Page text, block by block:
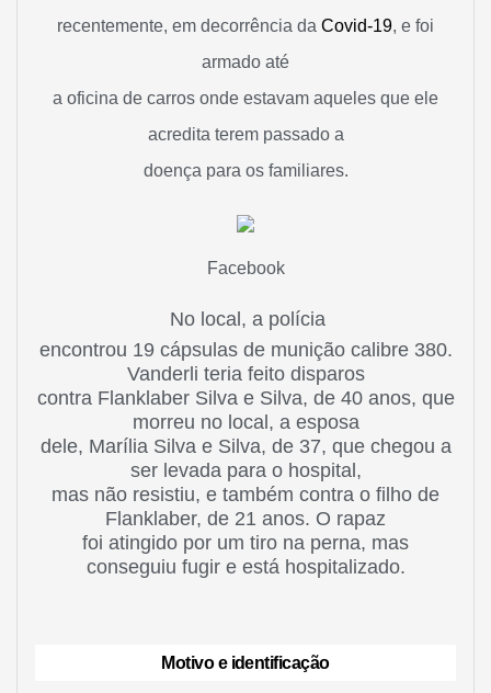
recentemente, em decorrência da Covid-19, e foi
armado até
a oficina de carros onde estavam aqueles que ele
acredita terem passado a
doença para os familiares.
Facebook
No local, a polícia
encontrou 19 cápsulas de munição calibre 380.
Vanderli teria feito disparos
contra Flanklaber Silva e Silva, de 40 anos, que
morreu no local, a esposa
dele, Marília Silva e Silva, de 37, que chegou a
ser levada para o hospital,
mas não resistiu, e também contra o filho de
Flanklaber, de 21 anos. O rapaz
foi atingido por um tiro na perna, mas
conseguiu fugir e está hospitalizado.
Motivo e identificação